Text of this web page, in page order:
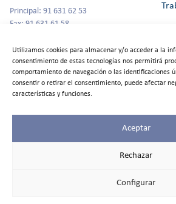
Utilizamos cookies para almacenar y/o acceder a la
consentimiento de estas tecnologías nos permitirá
comportamiento de navegación o las identificaciones
consentir o retirar el consentimiento, puede afectar
características y funciones.
Aceptar
Rechazar
Configurar
Principal: 91 631 62 53
Fax: 91 631 61 58
Escuela Infantil